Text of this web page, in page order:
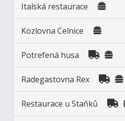
Italská restaurace
Kozlovna Celnice
Potrefená husa
Radegastovna Rex
Restaurace u Staňků